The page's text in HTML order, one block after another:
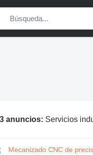
anuncios: Servicios